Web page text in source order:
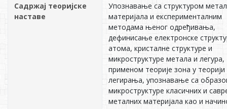
Садржај теоријске
наставе
Упознавање са структуром
материјала и експерименталним
методама њеног одређивања,
дефинисање електронске
атома, кристалне структуре и
микроструктуре метала и легура,
применом теорије зона у теорији
легирања, упознавање са
микроструктуре класичних и
металних материјала као и